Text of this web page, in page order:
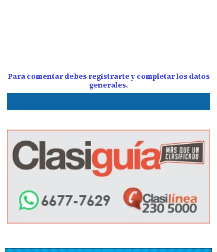
Para comentar debes registrarte y completar los datos
generales.